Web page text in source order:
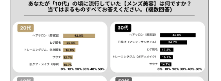
採用情報
初めてご来院の方
0120-987-118
診察券をお持ちの方
各院フリーダイヤル一覧
ご予約・ご相談フォーム